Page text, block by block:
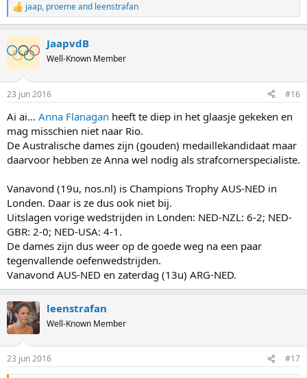
R
e
c
t
s
jaap, proemeand leenstrafan
JaapvdB
Well-Known Member
23 jun 2016 #16
Ai ai... Anna Flanagan heeft te diep in het glaasje gekeken en
mag misschien niet naar Rio.
De Australische dames zijn (gouden) medaillekandidaat maar
daarvoor hebben ze Anna wel nodig als strafcornerspecialiste.
Vanavond (19u, nos.nl) is Champions Trophy AUS-NED in
Londen. Daar is ze dus ook niet bij.
Uitslagen vorige wedstrijden in Londen: NED-NZL: 6-2; NED-
GBR: 2-0; NED-USA: 4-1.
De dames zijn dus weer op de goede weg na een paar
tegenvallende oefenwedstrijden.
Vanavond AUS-NED en zaterdag (13u) ARG-NED.
leenstrafan
Well-Known Member
23 jun 2016 #17